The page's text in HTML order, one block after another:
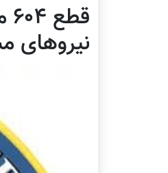
نیروهای